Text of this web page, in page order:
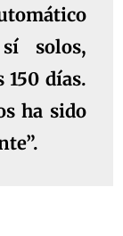
solos,
días.
ha sido